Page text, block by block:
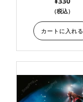
（税込）
カートに入れる